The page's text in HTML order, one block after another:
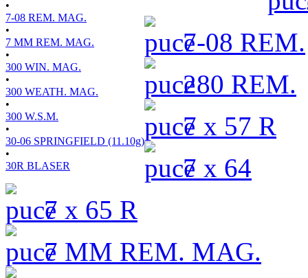
•
7-08 REM. MAG.
•
7 MM REM. MAG.
•
300 WIN. MAG.
•
300 WEATH. MAG.
•
300 W.S.M.
•
30-06 SPRINGFIELD (11.10g)
•
30R BLASER
7-08 REM.
280 REM.
7 x 57 R
7 x 64
7 x 65 R
7 MM REM. MAG.